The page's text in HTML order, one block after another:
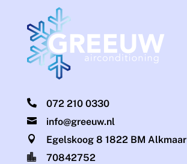
 072 210 0330
 info@greeuw.nl
 Egelskoog 8 1822 BM Alkmaar
 70842752